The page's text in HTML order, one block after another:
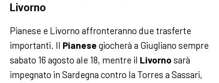
Livorno
Pianese e Livorno affronteranno due trasferte
importanti. Il Pianese giocherà a Giugliano sempre
sabato 16 agosto ale 18, mentre il Livorno sarà
impegnato in Sardegna contro la Torres a Sassari,